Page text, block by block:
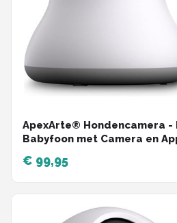
ApexArte® Hondencamera -
Babyfoon met Camera en
€ 99,95